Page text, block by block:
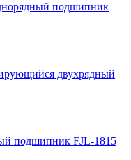
подшипник
двухрядный
подшипник FJL-1815